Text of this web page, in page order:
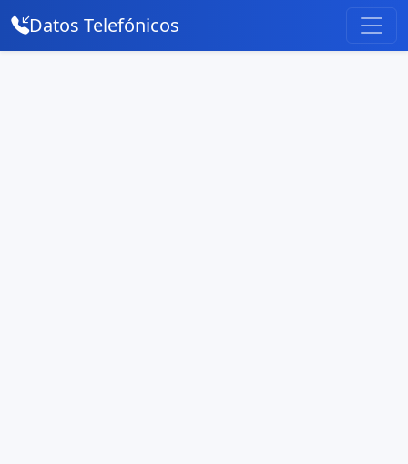
Datos Telefónicos